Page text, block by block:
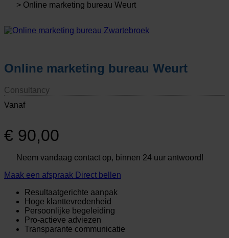
> Online marketing bureau Weurt
Online marketing bureau Weurt
Consultancy
Vanaf
€ 90,00
Neem vandaag contact op, binnen 24 uur antwoord!
Maak een afspraak Direct bellen
Resultaatgerichte aanpak
Hoge klanttevredenheid
Persoonlijke begeleiding
Pro-actieve adviezen
Transparante communicatie